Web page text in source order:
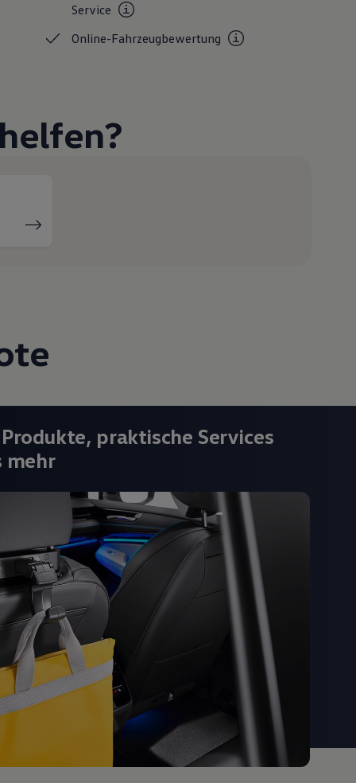
Service
Online-Fahrzeugbewertung
praktische Services
mehr